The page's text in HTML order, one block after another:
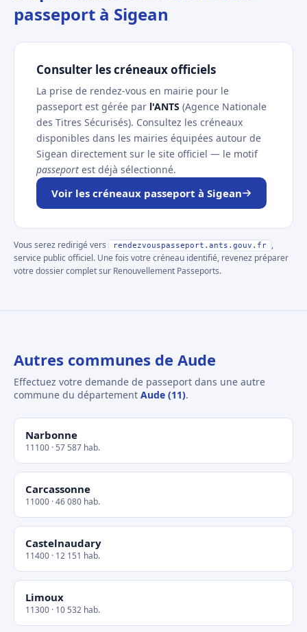
passeport à Sigean
Consulter les créneaux officiels
La prise de rendez-vous en mairie pour le
passeport est gérée par l'ANTS (Agence Nationale
des Titres Sécurisés). Consultez les créneaux
disponibles dans les mairies équipées autour de
Sigean directement sur le site officiel — le motif
passeport est déjà sélectionné.
Voir les créneaux passeport à Sigean
Vous serez redirigé vers rendezvouspasseport.ants.gouv.fr
,
service public officiel. Une fois votre créneau identifié, revenez préparer
votre dossier complet sur Renouvellement Passeports.
Autres communes de Aude
Effectuez votre demande de passeport dans une autre
commune du département Aude (11).
Narbonne
11100 · 57 587 hab.
Carcassonne
11000 · 46 080 hab.
Castelnaudary
11400 · 12 151 hab.
Limoux
11300 · 10 532 hab.